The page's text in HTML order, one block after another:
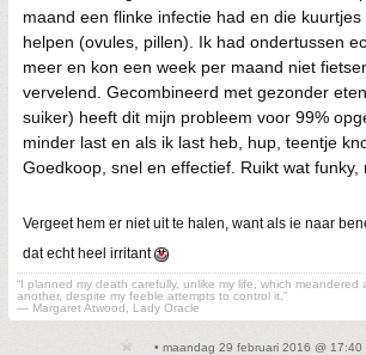
maand een flinke infectie had en die
helpen (ovules, pillen). Ik had ondertussen
meer en kon een week per maand niet
vervelend. Gecombineerd met gezonder
suiker) heeft dit mijn probleem voor 99%
minder last en als ik last heb, hup, teentje
Goedkoop, snel en effectief. Ruikt wat funky,
Vergeet hem er niet uit te halen, want als ie naar
dat echt heel irritant
“I planned my death carefully, unlike my life, which meandered
another, despite my feeble attempts to control it.”
― Margaret Atwood, Lady Oracle
• maandag 29 februari 2016 @ 17:40